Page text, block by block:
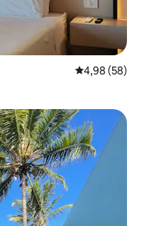
Évaluation
4,98 (58)